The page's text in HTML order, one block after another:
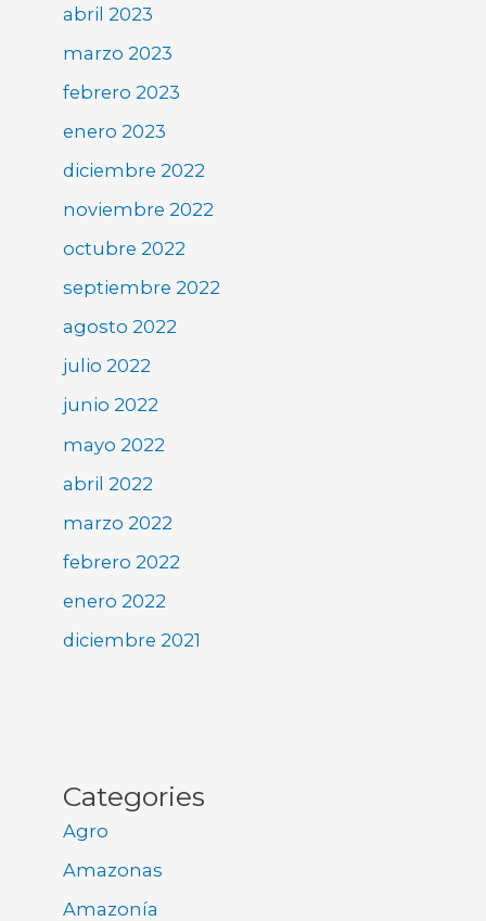
abril 2023
marzo 2023
febrero 2023
enero 2023
diciembre 2022
noviembre 2022
octubre 2022
septiembre 2022
agosto 2022
julio 2022
junio 2022
mayo 2022
abril 2022
marzo 2022
febrero 2022
enero 2022
diciembre 2021
Categories
Agro
Amazonas
Amazonía